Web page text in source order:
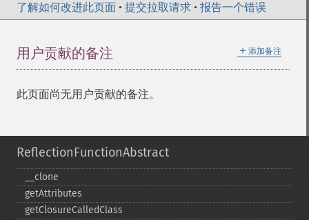
了解如何改进此页面 • 提交拉取请求 • 报告一个错误
＋ 添加备注
用户贡献的备注
此页面尚无用户贡献的备注。
ReflectionFunctionAbstract
_​_​clone
getAttributes
getClosureCalledClass